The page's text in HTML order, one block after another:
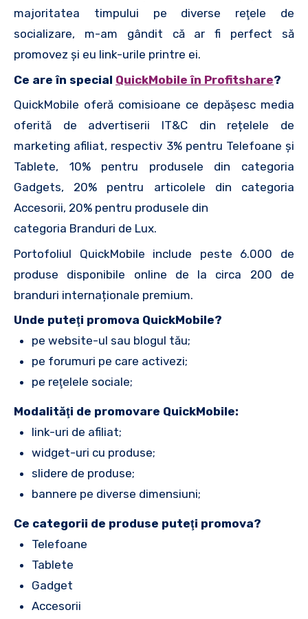
majoritatea timpului pe diverse reţele de
socializare, m-am gândit că ar fi perfect să
promovez şi eu link-urile printre ei.
Ce are în special QuickMobile în Profitshare?
QuickMobile oferă comisioane ce depășesc media
oferită de advertiserii IT&C din rețelele de
marketing afiliat, respectiv 3% pentru Telefoane și
Tablete, 10% pentru produsele din categoria
Gadgets, 20% pentru articolele din categoria
Accesorii, 20% pentru produsele din
categoria Branduri de Lux.
Portofoliul QuickMobile include peste 6.000 de
produse disponibile online de la circa 200 de
branduri internaționale premium.
Unde puteţi promova QuickMobile?
pe website-ul sau blogul tău;
pe forumuri pe care activezi;
pe reţelele sociale;
Modalităţi de promovare QuickMobile:
link-uri de afiliat;
widget-uri cu produse;
slidere de produse;
bannere pe diverse dimensiuni;
Ce categorii de produse puteţi promova?
Telefoane
Tablete
Gadget
Accesorii